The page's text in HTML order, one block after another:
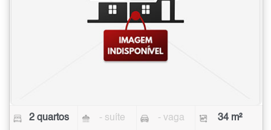
2 quartos - suíte - vaga 34 m²